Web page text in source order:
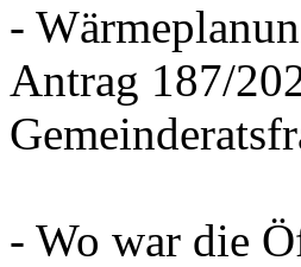
-
Antrag 187/
- Wo war die